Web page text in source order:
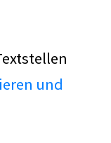
und